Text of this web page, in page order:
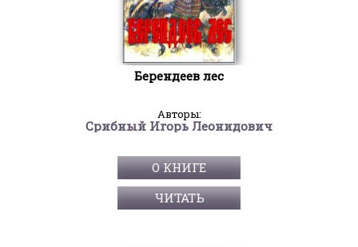
Берендеев лес
Авторы:
Срибный Игорь Леонидович
О КНИГЕ
ЧИТАТЬ